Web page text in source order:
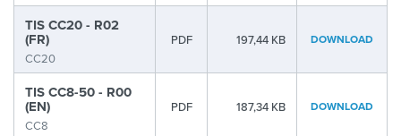
TIS CC20 - R02
(FR)
CC20
PDF 197,44 KB DOWNLOAD
TIS CC8-50 - R00
(EN)
CC8
PDF 187,34 KB DOWNLOAD